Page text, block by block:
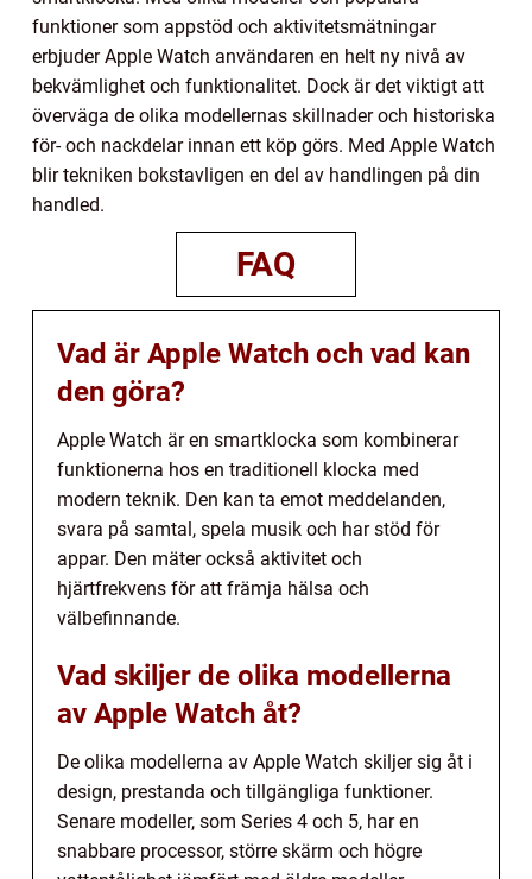
funktioner som appstöd och aktivitetsmätningar
erbjuder Apple Watch användaren en helt ny nivå av
bekvämlighet och funktionalitet. Dock är det viktigt att
överväga de olika modellernas skillnader och historiska
för- och nackdelar innan ett köp görs. Med Apple Watch
blir tekniken bokstavligen en del av handlingen på din
handled.
FAQ
Vad är Apple Watch och vad kan
den göra?
Apple Watch är en smartklocka som kombinerar
funktionerna hos en traditionell klocka med
modern teknik. Den kan ta emot meddelanden,
svara på samtal, spela musik och har stöd för
appar. Den mäter också aktivitet och
hjärtfrekvens för att främja hälsa och
välbefinnande.
Vad skiljer de olika modellerna
av Apple Watch åt?
De olika modellerna av Apple Watch skiljer sig åt i
design, prestanda och tillgängliga funktioner.
Senare modeller, som Series 4 och 5, har en
snabbare processor, större skärm och högre